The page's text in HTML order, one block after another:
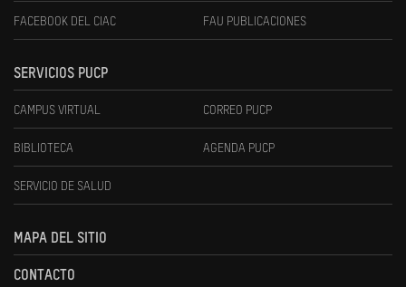
FACEBOOK DEL CIAC FAU PUBLICACIONES
SERVICIOS PUCP
CAMPUS VIRTUAL CORREO PUCP
BIBLIOTECA AGENDA PUCP
SERVICIO DE SALUD
MAPA DEL SITIO
CONTACTO